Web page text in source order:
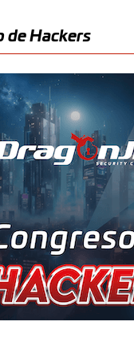
de Hackers